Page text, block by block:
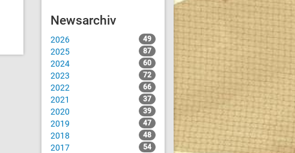
Newsarchiv
2026 49
2025 87
2024 60
2023 72
2022 66
2021 37
2020 39
2019 47
2018 48
2017 54